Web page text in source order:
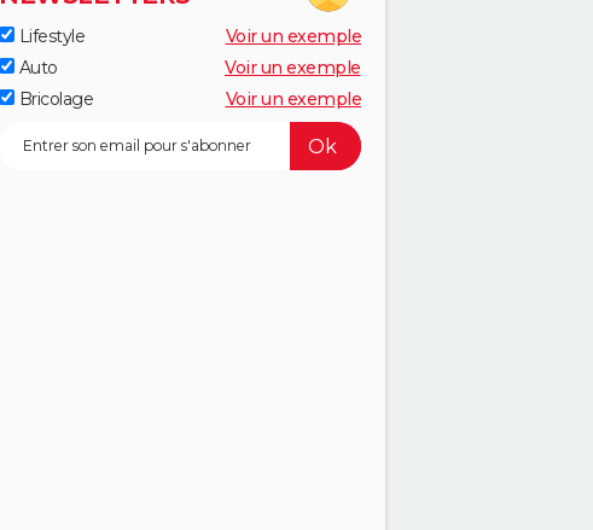
Lifestyle
Voir un exemple
Auto
Voir un exemple
Bricolage
Voir un exemple